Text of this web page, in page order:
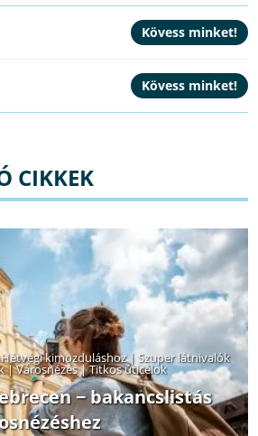
CIKKEK
Hétvégi kimozduláshoz| Szuper látnivalók
|Városnézés|Titkos úticélok
− bakancslistás